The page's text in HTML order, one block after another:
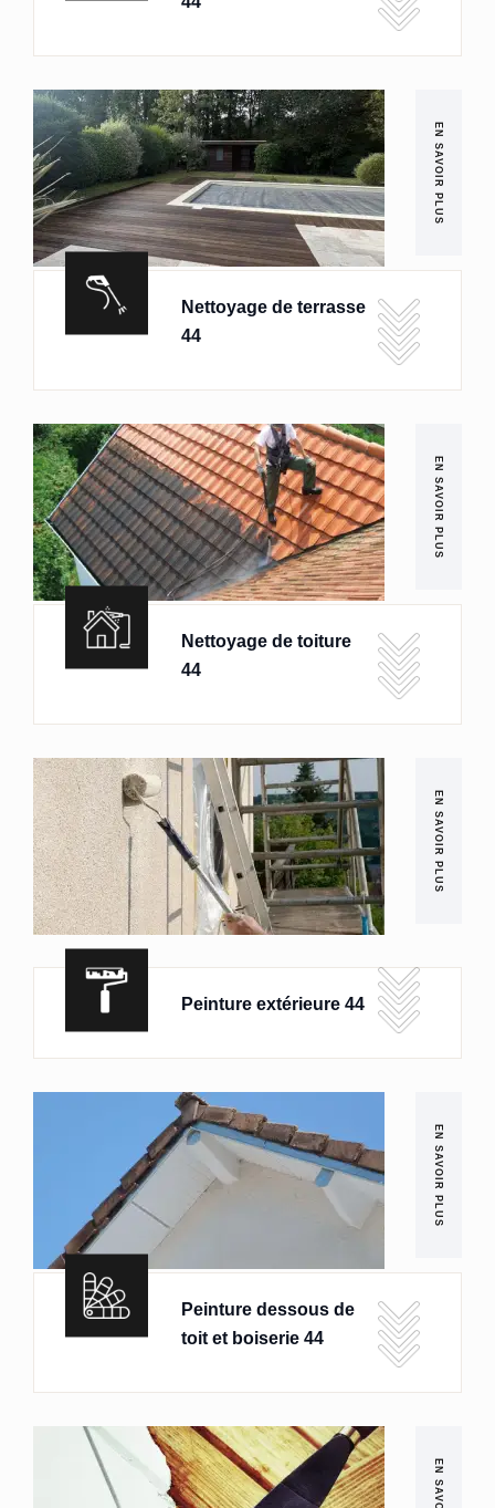
EN SAVOIR PLUS
Nettoyage de terrasse
44
EN SAVOIR PLUS
Nettoyage de toiture
44
EN SAVOIR PLUS
Peinture extérieure 44
EN SAVOIR PLUS
Peinture dessous de
toit et boiserie 44